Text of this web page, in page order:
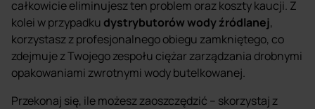
całkowicie eliminujesz ten problem oraz koszty kaucji. Z
kolei w przypadku dystrybutorów wody źródlanej,
korzystasz z profesjonalnego obiegu zamkniętego, co
zdejmuje z Twojego zespołu ciężar zarządzania drobnymi
opakowaniami zwrotnymi wody butelkowanej.
Przekonaj się, ile możesz zaoszczędzić – skorzystaj z